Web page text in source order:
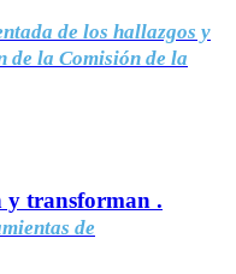
de los hallazgos y
de la Comisión de la
y transforman .
de